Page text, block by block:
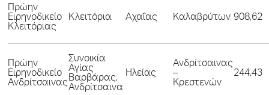
Πρώην
Ειρηνοδικείο
Κλειτόριας
Κλειτόρια Αχαΐας Καλαβρύτων 908,62
Πρώην
Ειρηνοδικείο
Ανδρίτσαινας
Συνοικία
Αγίας
Βαρβάρας,
Ανδρίτσαινα
Ηλείας
Ανδρίτσαινας
–
Κρεστενών
244,43